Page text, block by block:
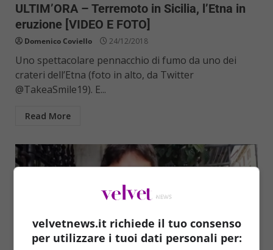
ULTIM’ORA – Terremoto in Sicilia, l’Etna in
eruzione [VIDEO E FOTO]
Domenico Coviello 24/12/2018
Uno spettacolare pennacchio di fumo da uno dei
crateri dell’Etna (foto in alto, da Twitter
@TakeaSmile19). E...
Read More
velvetnews.it richiede il tuo consenso
per utilizzare i tuoi dati personali per: